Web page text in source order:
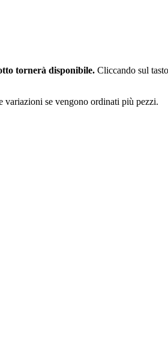
tornerà disponibile. Cliccando sul
variazioni se vengono ordinati più pezzi.